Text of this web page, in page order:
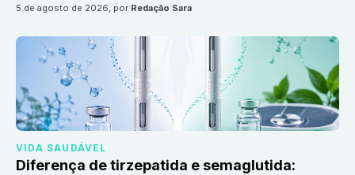
5 de agosto de 2026, por Redação Sara
VIDA SAUDÁVEL
Diferença de tirzepatida e semaglutida: